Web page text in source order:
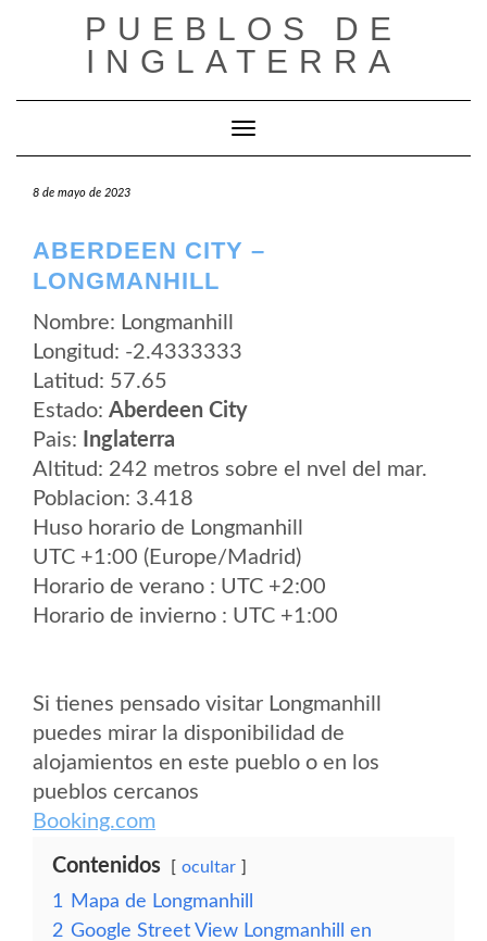
PUEBLOS DE
INGLATERRA
Cambiar modo de navegación
8 de mayo de 2023
ABERDEEN CITY –
LONGMANHILL
Nombre: Longmanhill
Longitud: -2.4333333
Latitud: 57.65
Estado: Aberdeen City
Pais:
Inglaterra
Altitud: 242 metros sobre el nvel del mar.
Poblacion: 3.418
Huso horario de Longmanhill
UTC +1:00 (Europe/Madrid)
Horario de verano : UTC +2:00
Horario de invierno : UTC +1:00
Si tienes pensado visitar Longmanhill
puedes mirar la disponibilidad de
alojamientos en este pueblo o en los
pueblos cercanos
Booking.com
Contenidos ocultar
1
Mapa de Longmanhill
2 Google Street View Longmanhill en